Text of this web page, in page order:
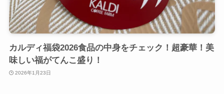
カルディ福袋2026食品の中身をチェック！超豪華！美
味しい福がてんこ盛り！
2026年1月23日